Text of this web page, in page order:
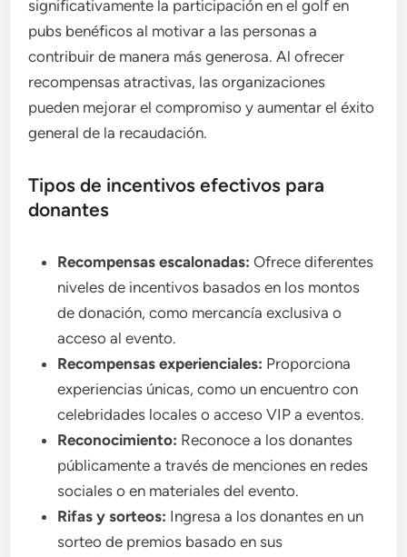
significativamente la participación en el golf en
pubs benéficos al motivar a las personas a
contribuir de manera más generosa. Al ofrecer
recompensas atractivas, las organizaciones
pueden mejorar el compromiso y aumentar el éxito
general de la recaudación.
Tipos de incentivos efectivos para
donantes
Recompensas escalonadas: Ofrece diferentes
niveles de incentivos basados en los montos
de donación, como mercancía exclusiva o
acceso al evento.
Recompensas experienciales: Proporciona
experiencias únicas, como un encuentro con
celebridades locales o acceso VIP a eventos.
Reconocimiento: Reconoce a los donantes
públicamente a través de menciones en redes
sociales o en materiales del evento.
Rifas y sorteos: Ingresa a los donantes en un
sorteo de premios basado en sus